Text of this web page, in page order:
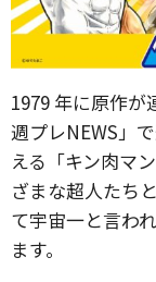
1979 年に原作
週プレNEWS」
える「キン肉マ
ざまな超人たち
て宇宙一と言わ
ます。